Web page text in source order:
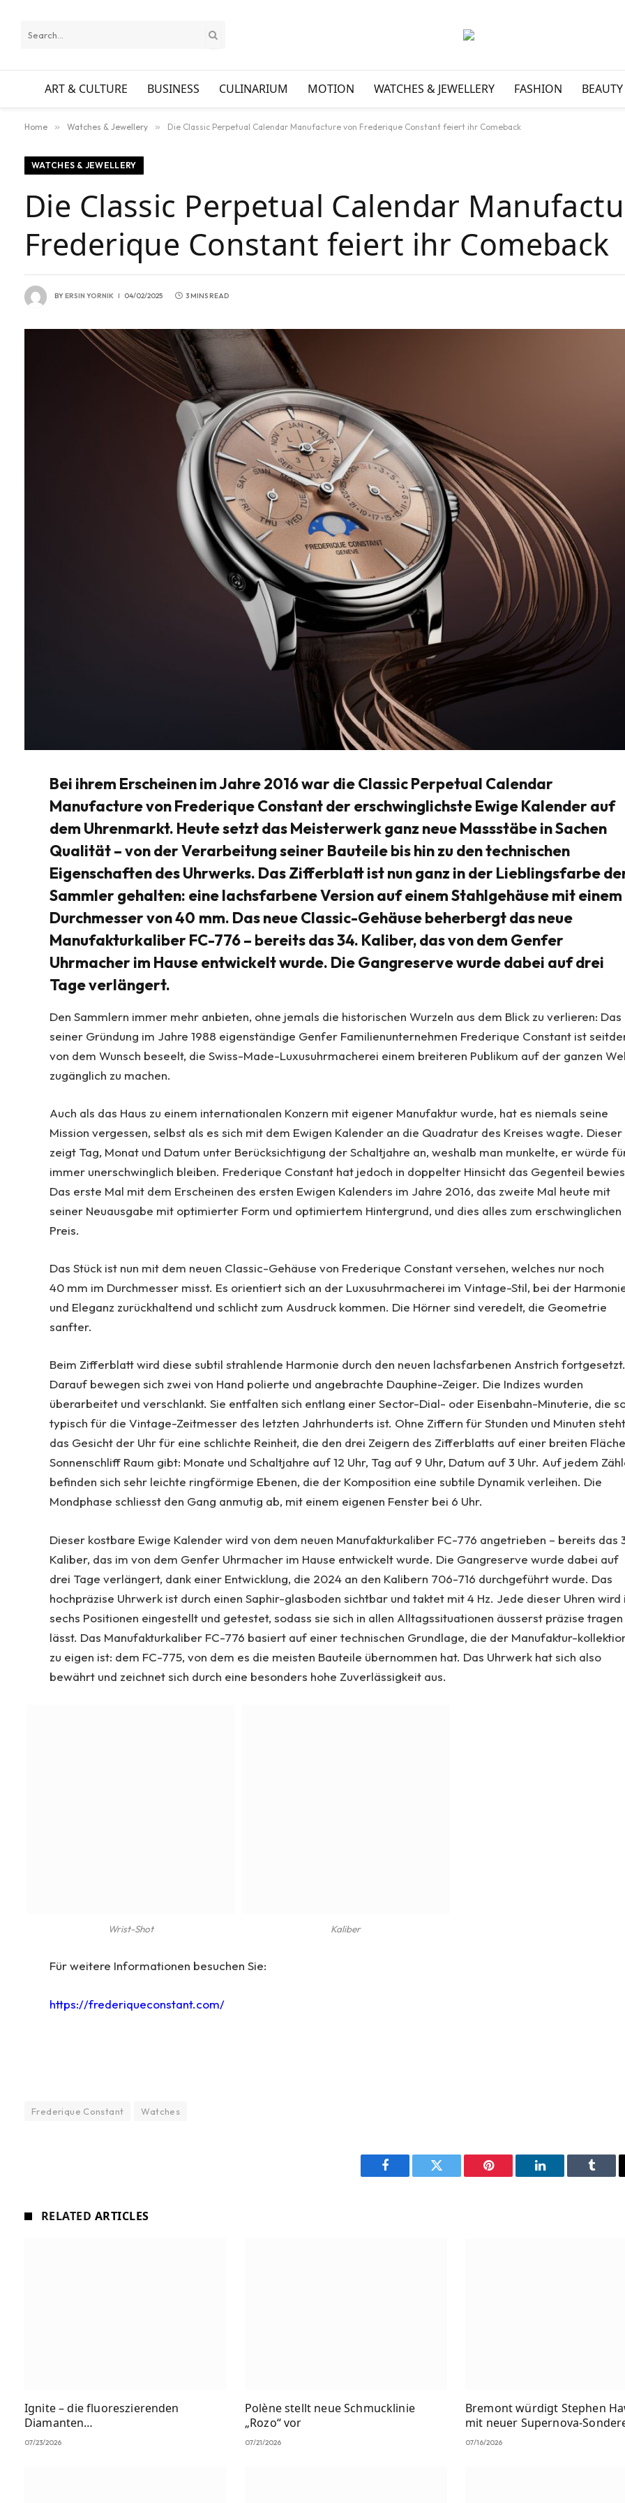
ART & CULTURE BUSINESS CULINARIUM MOTION WATCHES & JEWELLERY FASHION
Home » Watches & Jewellery » Die Classic Perpetual Calendar Manufacture von Frederique Constant feiert ihr Comeback
WATCHES & JEWELLERY
Die Classic Perpetual Calendar
Frederique Constant feiert ihr Comeback
BYERSIN YORNIK 04/02/2025 3 MINS READ
Bei ihrem Erscheinen im Jahre 2016 war die Classic Perpetual Calendar
Manufacture von Frederique Constant der erschwinglichste Ewige Kalender auf
dem Uhrenmarkt. Heute setzt das Meisterwerk ganz neue Massstäbe in Sachen
Qualität – von der Verarbeitung seiner Bauteile bis hin zu den technischen
Eigenschaften des Uhrwerks. Das Zifferblatt ist nun ganz in der Lieblingsfarbe
Sammler gehalten: eine lachsfarbene Version auf einem Stahlgehäuse mit einem
Durchmesser von 40 mm. Das neue Classic-Gehäuse beherbergt das neue
Manufakturkaliber FC-776 – bereits das 34. Kaliber, das von dem Genfer
Uhrmacher im Hause entwickelt wurde. Die Gangreserve wurde dabei auf drei
Tage verlängert.
Den Sammlern immer mehr anbieten, ohne jemals die historischen Wurzeln aus dem Blick zu verlieren: Das
seiner Gründung im Jahre 1988 eigenständige Genfer Familienunternehmen Frederique Constant ist
von dem Wunsch beseelt, die Swiss-Made-Luxusuhrmacherei einem breiteren Publikum auf der ganzen
zugänglich zu machen.
Auch als das Haus zu einem internationalen Konzern mit eigener Manufaktur wurde, hat es niemals seine
Mission vergessen, selbst als es sich mit dem Ewigen Kalender an die Quadratur des Kreises wagte. Dieser
zeigt Tag, Monat und Datum unter Berücksichtigung der Schaltjahre an, weshalb man munkelte, er würde
immer unerschwinglich bleiben. Frederique Constant hat jedoch in doppelter Hinsicht das Gegenteil
Das erste Mal mit dem Erscheinen des ersten Ewigen Kalenders im Jahre 2016, das zweite Mal heute mit
seiner Neuausgabe mit optimierter Form und optimiertem Hintergrund, und dies alles zum erschwinglichen
Preis.
Das Stück ist nun mit dem neuen Classic-Gehäuse von Frederique Constant versehen, welches nur noch
40 mm im Durchmesser misst. Es orientiert sich an der Luxusuhrmacherei im Vintage-Stil, bei der
und Eleganz zurückhaltend und schlicht zum Ausdruck kommen. Die Hörner sind veredelt, die Geometrie
sanfter.
Beim Zifferblatt wird diese subtil strahlende Harmonie durch den neuen lachsfarbenen Anstrich
Darauf bewegen sich zwei von Hand polierte und angebrachte Dauphine-Zeiger. Die Indizes wurden
überarbeitet und verschlankt. Sie entfalten sich entlang einer Sector-Dial- oder Eisenbahn-Minuterie, die
typisch für die Vintage-Zeitmesser des letzten Jahrhunderts ist. Ohne Ziffern für Stunden und Minuten
das Gesicht der Uhr für eine schlichte Reinheit, die den drei Zeigern des Zifferblatts auf einer breiten
Sonnenschliff Raum gibt: Monate und Schaltjahre auf 12 Uhr, Tag auf 9 Uhr, Datum auf 3 Uhr. Auf jedem
befinden sich sehr leichte ringförmige Ebenen, die der Komposition eine subtile Dynamik verleihen. Die
Mondphase schliesst den Gang anmutig ab, mit einem eigenen Fenster bei 6 Uhr.
Dieser kostbare Ewige Kalender wird von dem neuen Manufakturkaliber FC-776 angetrieben – bereits das
Kaliber, das im von dem Genfer Uhrmacher im Hause entwickelt wurde. Die Gangreserve wurde dabei auf
drei Tage verlängert, dank einer Entwicklung, die 2024 an den Kalibern 706-716 durchgeführt wurde. Das
hochpräzise Uhrwerk ist durch einen Saphir-glasboden sichtbar und taktet mit 4 Hz. Jede dieser Uhren wird
sechs Positionen eingestellt und getestet, sodass sie sich in allen Alltagssituationen äusserst präzise tragen
lässt. Das Manufakturkaliber FC-776 basiert auf einer technischen Grundlage, die der Manufaktur-
zu eigen ist: dem FC-775, von dem es die meisten Bauteile übernommen hat. Das Uhrwerk hat sich also
bewährt und zeichnet sich durch eine besonders hohe Zuverlässigkeit aus.
Wrist-Shot Kaliber
Für weitere Informationen besuchen Sie:
https://frederiqueconstant.com/
Frederique Constant Watches
Facebook Twitter Pinterest LinkedIn
RELATED ARTICLES
Ignite – die fluoreszierenden
Diamanten…
07/23/2026
Polène stellt neue Schmucklinie
„Rozo“ vor
07/21/2026
Bremont würdigt Stephen
mit neuer Supernova-
07/16/2026